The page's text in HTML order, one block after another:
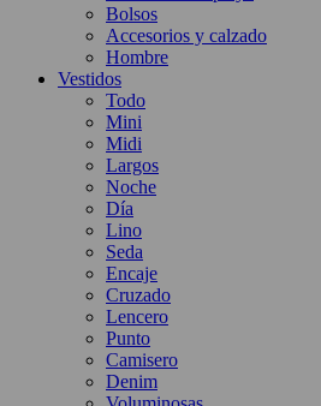
Bolsos
Accesorios y calzado
Hombre
Vestidos
Todo
Mini
Midi
Largos
Noche
Día
Lino
Seda
Encaje
Cruzado
Lencero
Punto
Camisero
Denim